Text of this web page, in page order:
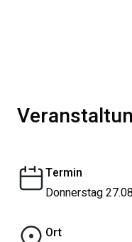
Termin
Donnerstag
Ort